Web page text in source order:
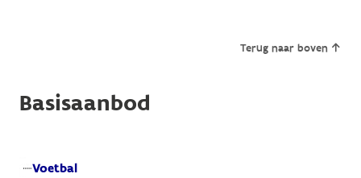
Terug naar boven
Basisaanbod
Voetbal